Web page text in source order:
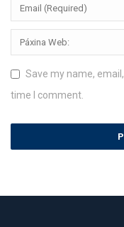
Save my name,
time I comment.